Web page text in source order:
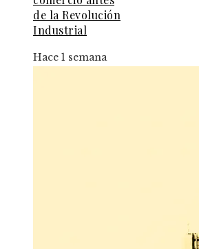
de la Revolución
Industrial
Hace 1 semana